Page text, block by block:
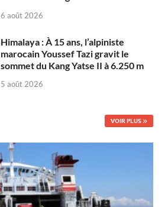
6 août 2026
Himalaya : À 15 ans, l’alpiniste
marocain Youssef Tazi gravit le
sommet du Kang Yatse II à 6.250 m
5 août 2026
VOIR PLUS